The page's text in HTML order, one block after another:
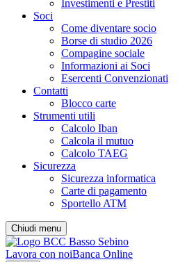
Investimenti e Prestiti
Soci
Come diventare socio
Borse di studio 2026
Compagine sociale
Informazioni ai Soci
Esercenti Convenzionati
Contatti
Blocco carte
Strumenti utili
Calcolo Iban
Calcola il mutuo
Calcolo TAEG
Sicurezza
Sicurezza informatica
Carte di pagamento
Sportello ATM
Chiudi menu
Lavora con noiBanca Online